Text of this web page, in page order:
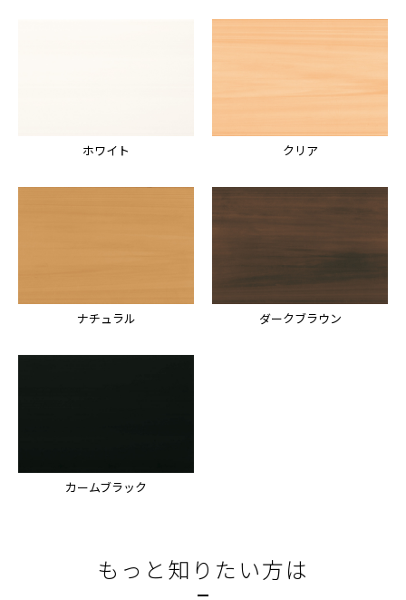
ホワイト クリア
ナチュラル ダークブラウン
カームブラック
もっと知りたい方は